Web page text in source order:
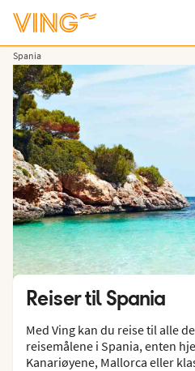
Spania
Vis bilder
Reiser til Spania
Med Ving kan du reise til alle
reisemålene i Spania, enten
Kanariøyene, Mallorca eller